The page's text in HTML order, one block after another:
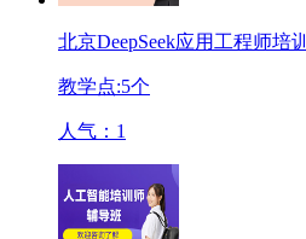
北京DeepSeek应用工程师培
教学点:5个
人气： 1